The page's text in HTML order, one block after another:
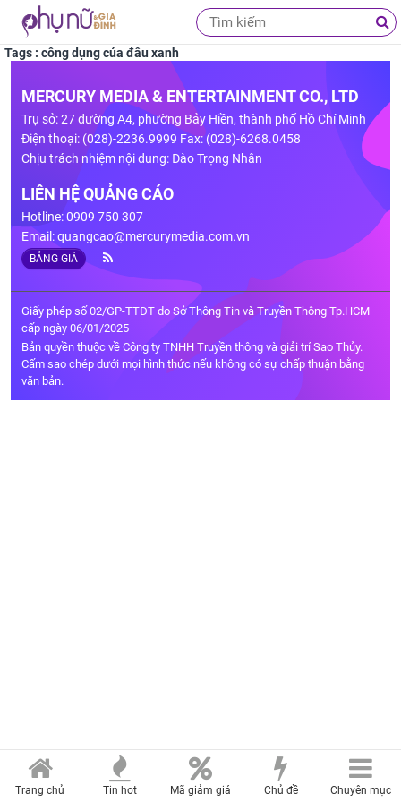
Tags : công dụng của đâu xanh
MERCURY MEDIA & ENTERTAINMENT CO., LTD
Trụ sở: 27 đường A4, phường Bảy Hiền, thành phố Hồ Chí Minh
Điện thoại: (028)-2236.9999 Fax: (028)-6268.0458
Chịu trách nhiệm nội dung: Đào Trọng Nhân
LIÊN HỆ QUẢNG CÁO
Hotline: 0909 750 307
Email:quangcao@mercurymedia.com.vn
BẢNG GIÁ
Giấy phép số 02/GP-TTĐT do Sở Thông Tin và Truyền Thông Tp.HCM
cấp ngày 06/01/2025
Bản quyền thuộc về Công ty TNHH Truyền thông và giải trí Sao Thủy.
Cấm sao chép dưới mọi hình thức nếu không có sự chấp thuận bằng
văn bản.
Trang chủ Tin hot Mã giảm giá Chủ đề Chuyên mục